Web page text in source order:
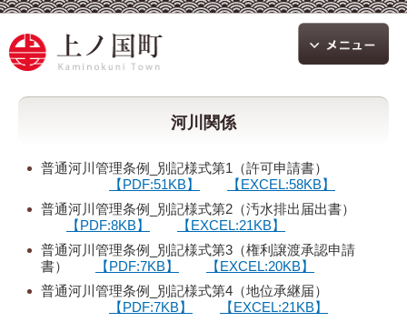
河川関係
普通河川管理条例_別記様式第1（許可申請書）
【PDF:51KB】
【EXCEL:58KB】
普通河川管理条例_別記様式第2（汚水排出届出書）
【PDF:8KB】
【EXCEL:21KB】
普通河川管理条例_別記様式第3（権利譲渡承認申請
書）
【PDF:7KB】
【EXCEL:20KB】
普通河川管理条例_別記様式第4（地位承継届）
【PDF:7KB】
【EXCEL:21KB】